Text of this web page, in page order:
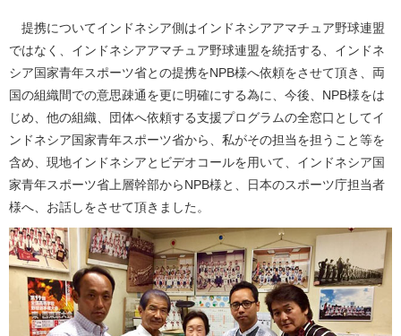
提携についてインドネシア側はインドネシアアマチュア野球連盟
ではなく、インドネシアアマチュア野球連盟を統括する、インドネ
シア国家青年スポーツ省との提携をNPB様へ依頼をさせて頂き、両
国の組織間での意思疎通を更に明確にする為に、今後、NPB様をは
じめ、他の組織、団体へ依頼する支援プログラムの全窓口としてイ
ンドネシア国家青年スポーツ省から、私がその担当を担うこと等を
含め、現地インドネシアとビデオコールを用いて、インドネシア国
家青年スポーツ省上層幹部からNPB様と、日本のスポーツ庁担当者
様へ、お話しをさせて頂きました。